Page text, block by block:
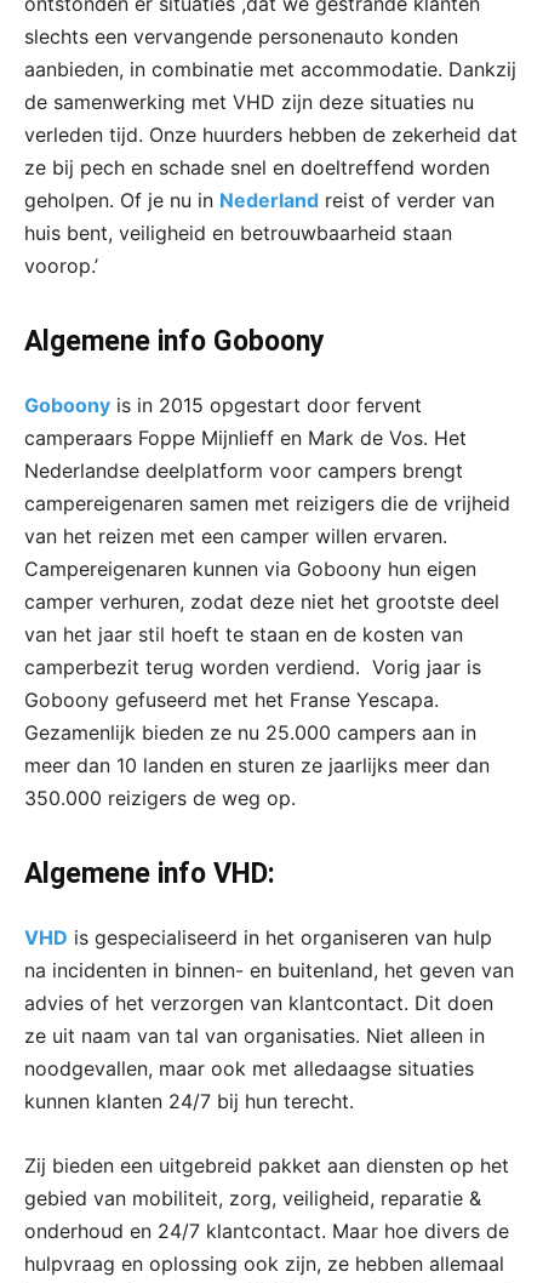
slechts een vervangende personenauto konden
aanbieden, in combinatie met accommodatie. Dankzij
de samenwerking met VHD zijn deze situaties nu
verleden tijd. Onze huurders hebben de zekerheid dat
ze bij pech en schade snel en doeltreffend worden
geholpen. Of je nu in Nederland reist of verder van
huis bent, veiligheid en betrouwbaarheid staan
voorop.’
Algemene info Goboony
Goboony is in 2015 opgestart door fervent
camperaars Foppe Mijnlieff en Mark de Vos. Het
Nederlandse deelplatform voor campers brengt
campereigenaren samen met reizigers die de vrijheid
van het reizen met een camper willen ervaren.
Campereigenaren kunnen via Goboony hun eigen
camper verhuren, zodat deze niet het grootste deel
van het jaar stil hoeft te staan en de kosten van
camperbezit terug worden verdiend. Vorig jaar is
Goboony gefuseerd met het Franse Yescapa.
Gezamenlijk bieden ze nu 25.000 campers aan in
meer dan 10 landen en sturen ze jaarlijks meer dan
350.000 reizigers de weg op.
Algemene info VHD:
VHD is gespecialiseerd in het organiseren van hulp
na incidenten in binnen- en buitenland, het geven van
advies of het verzorgen van klantcontact. Dit doen
ze uit naam van tal van organisaties. Niet alleen in
noodgevallen, maar ook met alledaagse situaties
kunnen klanten 24/7 bij hun terecht.
Zij bieden een uitgebreid pakket aan diensten op het
gebied van mobiliteit, zorg, veiligheid, reparatie &
onderhoud en 24/7 klantcontact. Maar hoe divers de
hulpvraag en oplossing ook zijn, ze hebben allemaal